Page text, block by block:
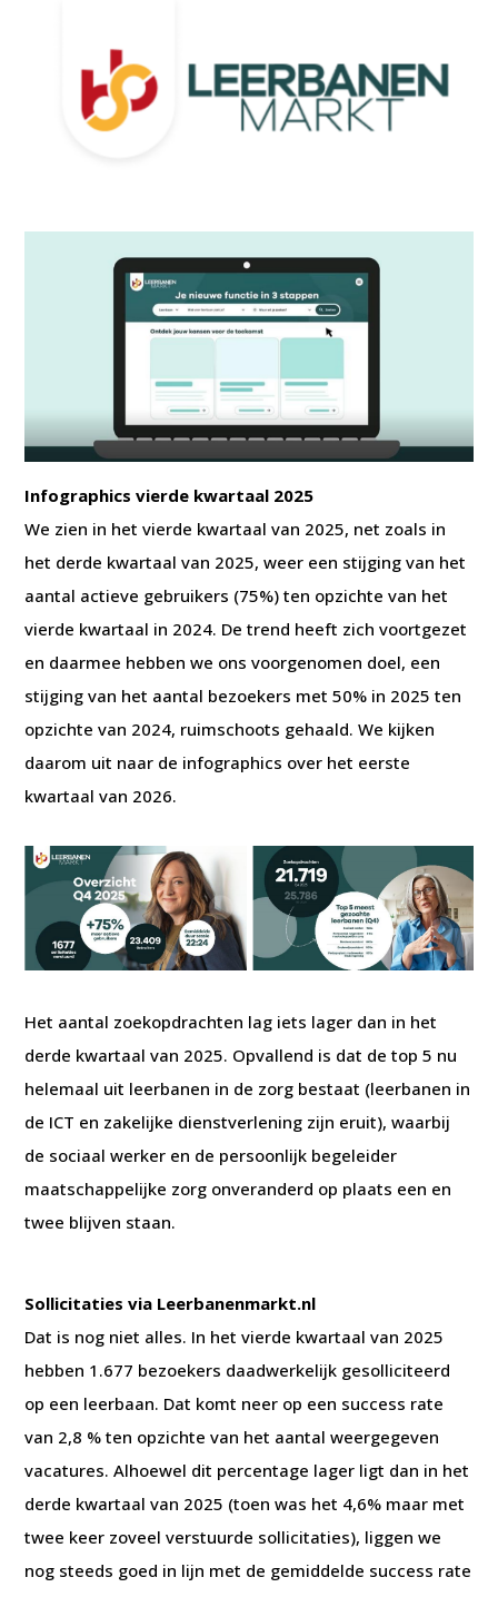
Infographics vierde kwartaal 2025
We zien in het vierde kwartaal van 2025, net zoals in
het derde kwartaal van 2025, weer een stijging van het
aantal actieve gebruikers (75%) ten opzichte van het
vierde kwartaal in 2024. De trend heeft zich voortgezet
en daarmee hebben we ons voorgenomen doel, een
stijging van het aantal bezoekers met 50% in 2025 ten
opzichte van 2024, ruimschoots gehaald. We kijken
daarom uit naar de infographics over het eerste
kwartaal van 2026.
Het aantal zoekopdrachten lag iets lager dan in het
derde kwartaal van 2025. Opvallend is dat de top 5 nu
helemaal uit leerbanen in de zorg bestaat (leerbanen in
de ICT en zakelijke dienstverlening zijn eruit), waarbij
de sociaal werker en de persoonlijk begeleider
maatschappelijke zorg onveranderd op plaats een en
twee blijven staan.
Sollicitaties via Leerbanenmarkt.nl
Dat is nog niet alles. In het vierde kwartaal van 2025
hebben 1.677 bezoekers daadwerkelijk gesolliciteerd
op een leerbaan. Dat komt neer op een success rate
van 2,8 % ten opzichte van het aantal weergegeven
vacatures. Alhoewel dit percentage lager ligt dan in het
derde kwartaal van 2025 (toen was het 4,6% maar met
twee keer zoveel verstuurde sollicitaties), liggen we
nog steeds goed in lijn met de gemiddelde success rate